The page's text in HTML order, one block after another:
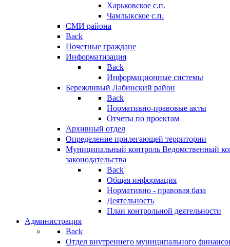
Харьковское с.п.
Чамлыкское с.п.
СМИ района
Back
Почетные граждане
Информатизация
Back
Информационные системы
Бережливый Лабинский район
Back
Нормативно-правовые акты
Отчеты по проектам
Архивный отдел
Определение прилегающей территории
Муниципальный контроль Ведомственный
законодательства
Back
Общая информация
Нормативно - правовая база
Деятельность
План контрольной деятельности
Администрация
Back
Отдел внутреннего муниципального